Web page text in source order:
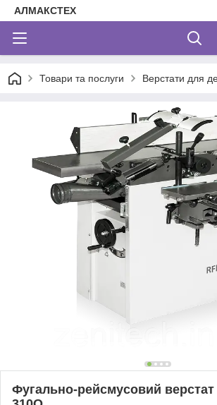
АЛМАКСТЕХ
Товари та послуги Верстати для
Фугально-рейсмусовий